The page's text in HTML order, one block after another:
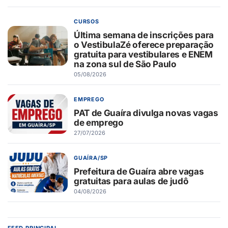
CURSOS
Última semana de inscrições para
o VestibulaZé oferece preparação
gratuita para vestibulares e ENEM
na zona sul de São Paulo
05/08/2026
EMPREGO
PAT de Guaíra divulga novas vagas
de emprego
27/07/2026
GUAÍRA/SP
Prefeitura de Guaíra abre vagas
gratuitas para aulas de judô
04/08/2026